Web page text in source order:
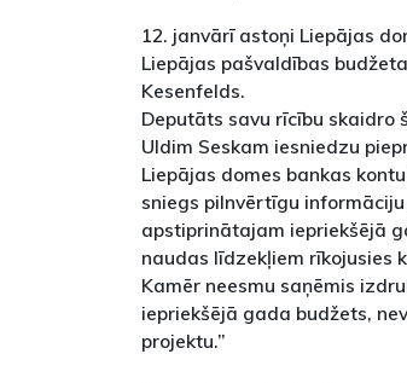
12. janvārī astoņi Liepājas
Liepājas pašvaldības
Kesenfelds.
Deputāts savu rīcību skaidro
Uldim Seskam iesniedzu
Liepājas domes bankas
sniegs pilnvērtīgu
apstiprinātajam iepriekšējā
naudas līdzekļiem rīkojusies
Kamēr neesmu saņēmis
iepriekšējā gada budžets,
projektu.”